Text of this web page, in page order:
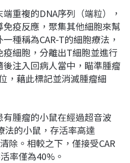
重複的DNA序列（端粒），
疫反應，聚集其他細胞來幫
種稱為CAR-T的細胞療法，
細胞，分離出T細胞並進行
注入回病人當中，瞄準腫瘤
，藉此標記並消滅腫瘤細
腫瘤的小鼠在經過超音波
法的小鼠，存活率高達
除。相較之下，僅接受CAR
率僅為40%。